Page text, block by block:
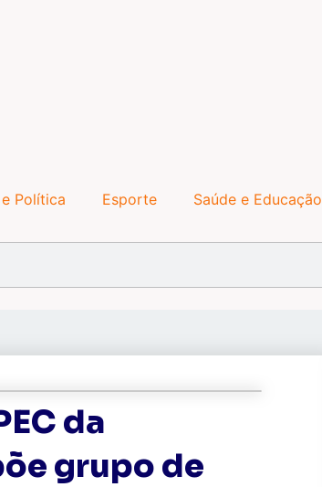
Política Esporte Saúde e Educação
da
grupo de